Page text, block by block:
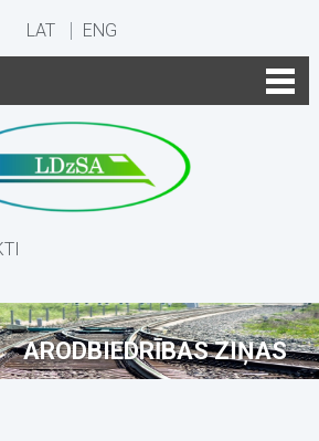
LAT ENG
ARODBIEDRĪBAS ZIŅAS